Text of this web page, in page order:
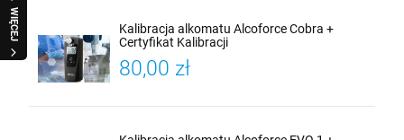
WIĘCEJ
Kalibracja alkomatu Alcoforce Cobra +
Certyfikat Kalibracji
80,00 zł